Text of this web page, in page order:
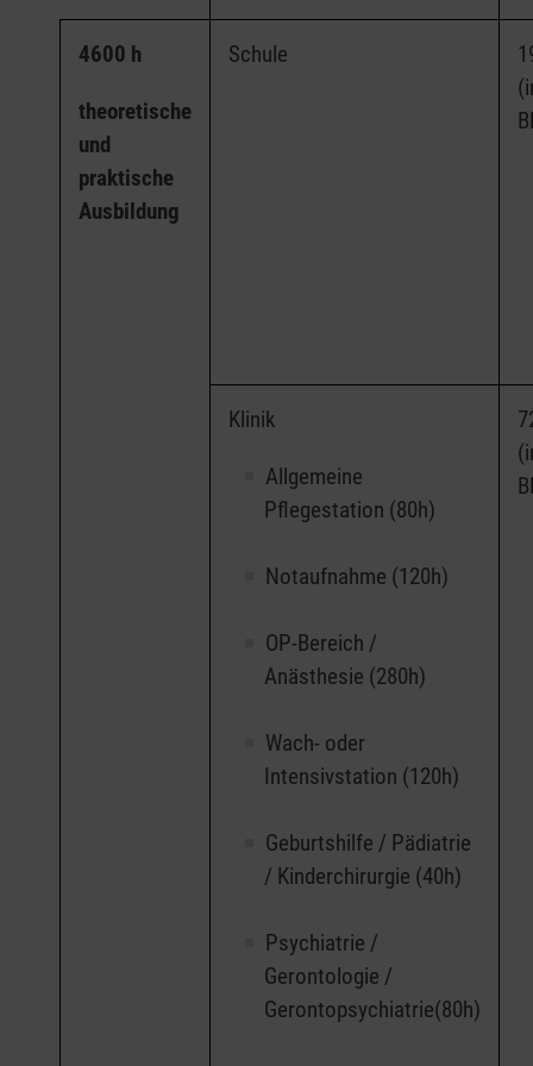
4600 h
theoretische
und
praktische
Ausbildung
Schule
Klinik
Allgemeine
Pflegestation (80h)
Notaufnahme (120h)
OP-Bereich /
Anästhesie (280h)
Wach- oder
Intensivstation (120h)
Geburtshilfe / Pädiatrie
/ Kinderchirurgie (40h)
Psychiatrie /
Gerontologie /
Gerontopsychiatrie(80h)